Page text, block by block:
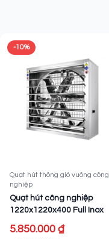
-10%
Quạt hút thông gió vuông công
nghiệp
Quạt hút công nghiệp
1220x1220x400 Full Inox
5.850.000 ₫